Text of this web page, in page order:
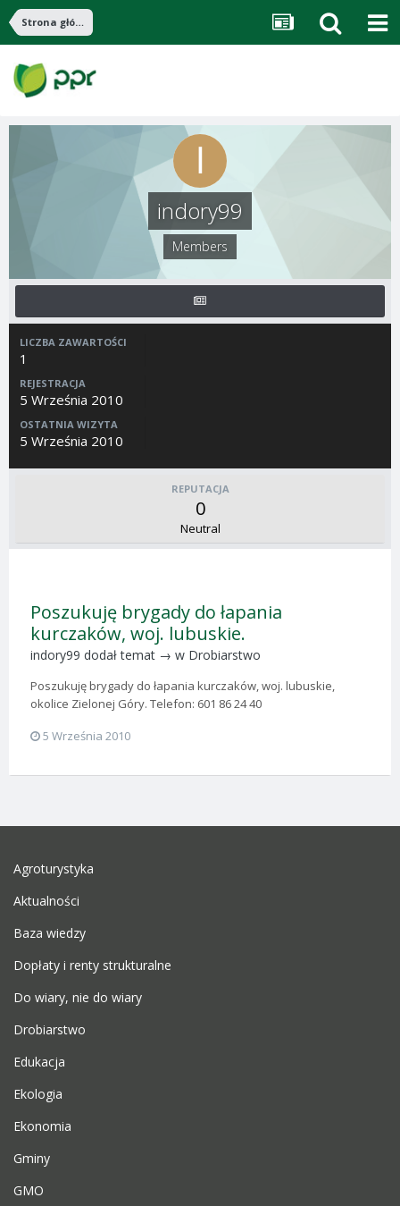
Strona główna
indory99
Members
LICZBA ZAWARTOŚCI
1
REJESTRACJA
5 Września 2010
OSTATNIA WIZYTA
5 Września 2010
REPUTACJA
0
Neutral
Poszukuję brygady do łapania
kurczaków, woj. lubuskie.
indory99 dodał temat → w Drobiarstwo
Poszukuję brygady do łapania kurczaków, woj. lubuskie,
okolice Zielonej Góry. Telefon: 601 86 24 40
5 Września 2010
Agroturystyka
Aktualności
Baza wiedzy
Dopłaty i renty strukturalne
Do wiary, nie do wiary
Drobiarstwo
Edukacja
Ekologia
Ekonomia
Gminy
GMO